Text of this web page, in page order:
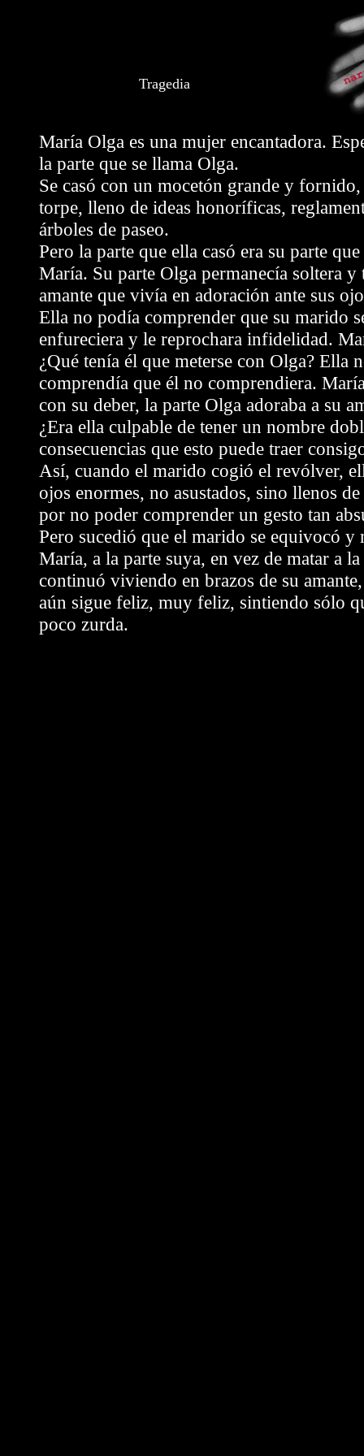
Tragedia
María Olga es una mujer encantadora.
la parte que se llama Olga.
Se casó con un mocetón grande y
torpe, lleno de ideas honoríficas,
árboles de paseo.
Pero la parte que ella casó era su parte
María. Su parte Olga permanecía soltera y
amante que vivía en adoración ante sus
Ella no podía comprender que su marido
enfureciera y le reprochara infidelidad.
¿Qué tenía él que meterse con Olga? Ella
comprendía que él no comprendiera.
con su deber, la parte Olga adoraba a su
¿Era ella culpable de tener un nombre
consecuencias que esto puede traer
Así, cuando el marido cogió el revólver,
ojos enormes, no asustados, sino llenos
por no poder comprender un gesto tan
Pero sucedió que el marido se equivocó y
María, a la parte suya, en vez de matar a
continuó viviendo en brazos de su
aún sigue feliz, muy feliz, sintiendo sólo
poco zurda.